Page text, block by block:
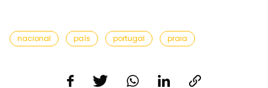
nacional país portugal praia